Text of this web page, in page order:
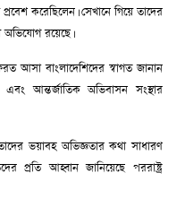
করেছিলেন। সেখানে গিয়ে তাদের
রয়েছে।
আসা বাংলাদেশিদের স্বাগত জানান
এবং আন্তর্জাতিক অভিবাসন সংস্থার
ভয়াবহ অভিজ্ঞতার কথা সাধারণ
প্রতি আহ্বান জানিয়েছে পররাষ্ট্র